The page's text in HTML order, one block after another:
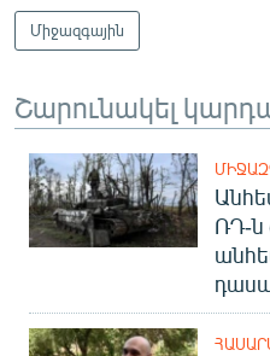
Միջազգային
Շարունակել
ՌԴ-ն